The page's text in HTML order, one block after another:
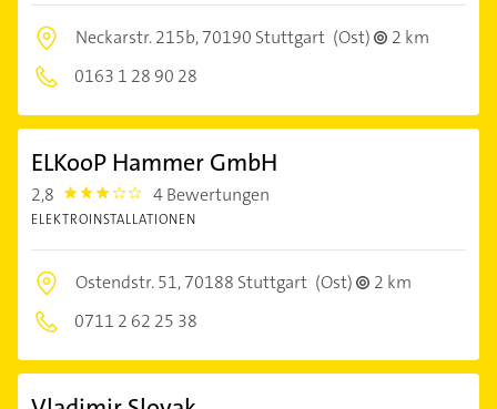
Neckarstr. 215b,70190 Stuttgart (Ost)
2 km
0163 1 28 90 28
ELKooP Hammer GmbH
2,8 2.8 4 Bewertungen
ELEKTROINSTALLATIONEN
Ostendstr. 51,70188 Stuttgart (Ost)
2 km
0711 2 62 25 38